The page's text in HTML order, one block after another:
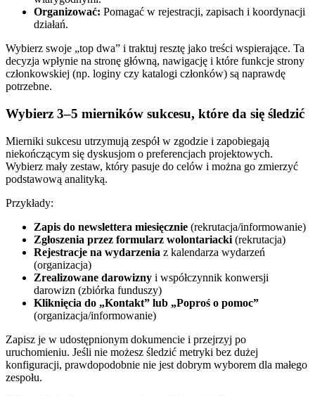
Organizować: Pomagać w rejestracji, zapisach i koordynacji
działań.
Wybierz swoje „top dwa” i traktuj resztę jako treści wspierające. Ta
decyzja wpłynie na stronę główną, nawigację i które funkcje strony
członkowskiej (np. loginy czy katalogi członków) są naprawdę
potrzebne.
Wybierz 3–5 mierników sukcesu, które da się śledzić
Mierniki sukcesu utrzymują zespół w zgodzie i zapobiegają
niekończącym się dyskusjom o preferencjach projektowych.
Wybierz mały zestaw, który pasuje do celów i można go zmierzyć
podstawową analityką.
Przykłady:
Zapis do newslettera miesięcznie (rekrutacja/informowanie)
Zgłoszenia przez formularz wolontariacki (rekrutacja)
Rejestracje na wydarzenia z kalendarza wydarzeń
(organizacja)
Zrealizowane darowizny i współczynnik konwersji
darowizn (zbiórka funduszy)
Kliknięcia do „Kontakt” lub „Poproś o pomoc”
(organizacja/informowanie)
Zapisz je w udostępnionym dokumencie i przejrzyj po
uruchomieniu. Jeśli nie możesz śledzić metryki bez dużej
konfiguracji, prawdopodobnie nie jest dobrym wyborem dla małego
zespołu.